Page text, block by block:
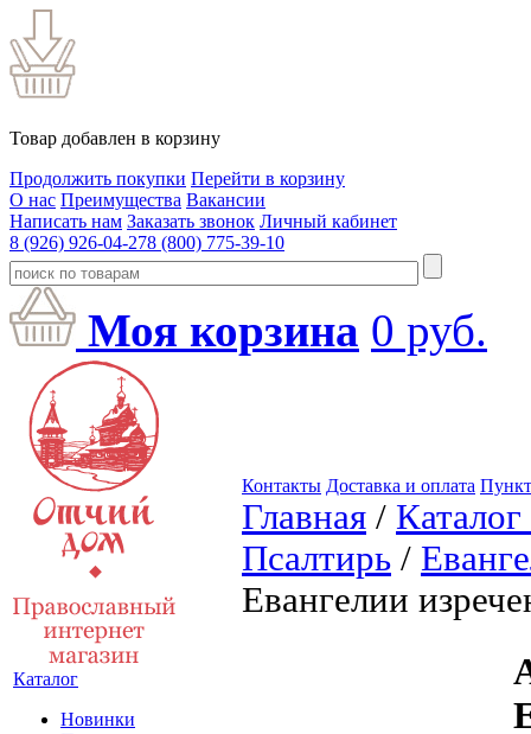
Товар добавлен в корзину
Продолжить покупки Перейти в корзину
О нас Преимущества Вакансии
Написать нам Заказать звонок Личный кабинет
8 (926) 926-04-278 (800) 775-39-10
Моя корзина 0 руб.
Каталог
Новинки
Контакты Доставка и оплата
Главная /
Псалтирь /
Евангелии